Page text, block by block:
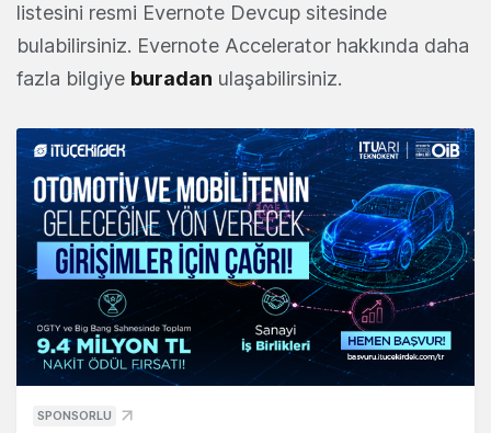
listesini resmi Evernote Devcup sitesinde
bulabilirsiniz. Evernote Accelerator hakkında daha
fazla bilgiye buradan ulaşabilirsiniz.
SPONSORLU